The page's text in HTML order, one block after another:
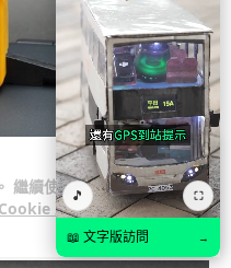
繼續使用
Cookie 政
尺量度過大約是介乎
，不算很厚身。
🎵 ⛶
📖 文字版訪問 →